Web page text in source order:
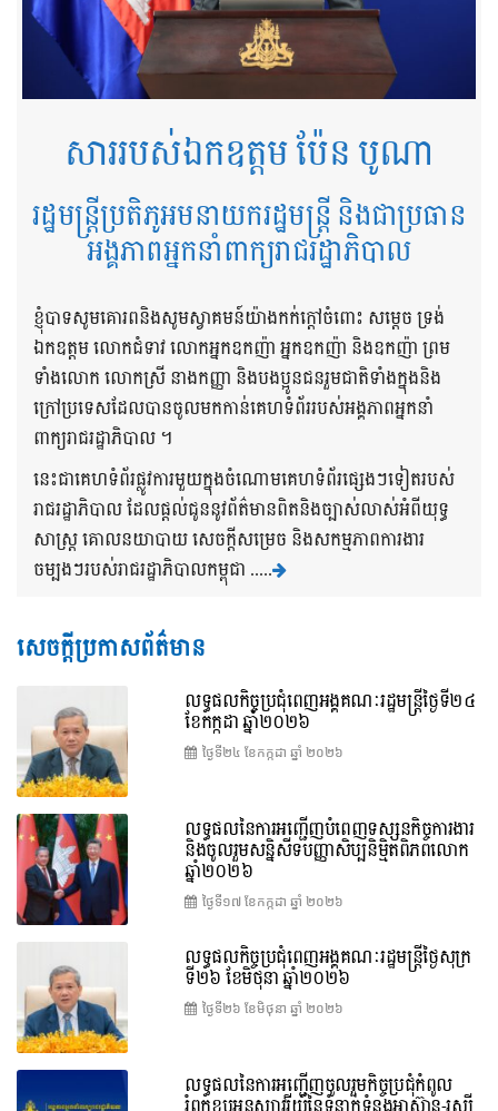
សាររបស់ឯកឧត្តម ប៉ែន បូណា
រដ្ឋមន្ត្រីប្រតិភូអមនាយករដ្ឋមន្ត្រី និងជាប្រធាន
អង្គភាពអ្នកនាំពាក្យរាជរដ្ឋាភិបាល
ខ្ញុំបាទសូមគោរពនិងសូមស្វាគមន៍យ៉ាងកក់ក្តៅចំពោះ សម្តេច ទ្រង់
ឯកឧត្តម លោកជំទាវ លោកអ្នកឧកញ៉ា អ្នកឧកញ៉ា និងឧកញ៉ា ព្រម
ទាំងលោក លោកស្រី នាងកញ្ញា និងបងប្អូនជនរួមជាតិទាំងក្នុងនិង
ក្រៅប្រទេសដែលបានចូលមកកាន់គេហទំព័ររបស់អង្គភាពអ្នកនាំ
ពាក្យរាជរដ្ឋាភិបាល ។
នេះជាគេហទំព័រផ្លូវការមួយក្នុងចំណោមគេហទំព័រផ្សេងៗទៀតរបស់
រាជរដ្ឋាភិបាល ដែលផ្តល់ជូននូវព័ត៌មានពិតនិងច្បាស់លាស់អំពីយុទ្ធ
សាស្រ្ត គោលនយាបាយ សេចក្តីសម្រេច និងសកម្មភាពការងារ
ចម្បងៗរបស់រាជរដ្ឋាភិបាលកម្ពុជា .....
សេចក្តីប្រកាសព័ត៌មាន
លទ្ធផលកិច្ចប្រជុំពេញអង្គគណៈរដ្ឋមន្រ្តីថ្ងៃទី២៤
ខែកក្កដា ឆ្នាំ២០២៦
ថ្ងៃទី២៤ ខែ​កក្កដា ឆ្នាំ ២០២៦
លទ្ធផលនៃការអញ្ជើញបំពេញទស្សនកិច្ចការងារ
និងចូលរួមសន្និសីទបញ្ញាសិប្បនិម្មិតពិភពលោក
ឆ្នាំ២០២៦
ថ្ងៃទី១៧ ខែ​កក្កដា ឆ្នាំ ២០២៦
លទ្ធផលកិច្ចប្រជុំពេញអង្គគណៈរដ្ឋមន្រ្តីថ្ងៃសុក្រ
ទី២៦ ខែមិថុនា ឆ្នាំ២០២៦
ថ្ងៃទី២៦ ខែ​មិថុនា ឆ្នាំ ២០២៦
លទ្ធផលនៃការអញ្ជើញចូលរួមកិច្ចប្រជុំកំពូល